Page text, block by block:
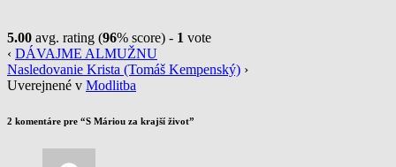
5.00 avg. rating (96% score) - 1 vote
‹ DÁVAJME ALMUŽNU
Nasledovanie Krista (Tomáš Kempenský) ›
Uverejnené v Modlitba
2 komentáre pre “S Máriou za krajší život”